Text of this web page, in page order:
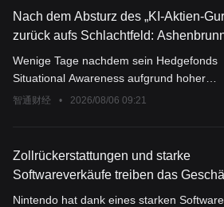
Nach dem Absturz des „KI-Aktien-
zurück aufs Schlachtfeld:
Fonds setzt nach einem Einbruch von
im Juli auf Deleveraging und wettet
Millionen Dollar auf
Wenige Tage nachdem sein Hedgefonds
Situational Awareness aufgrund hoher
Hebelwirkung kurz vor dem
zurückgekehrt.
智通财经 • 2026/08/06 09:21
Zollrückerstattungen und starke
Softwareverkäufe treiben das
Nintendo Q1-Betriebsgewinn steigt
Nintendo hat dank eines starken